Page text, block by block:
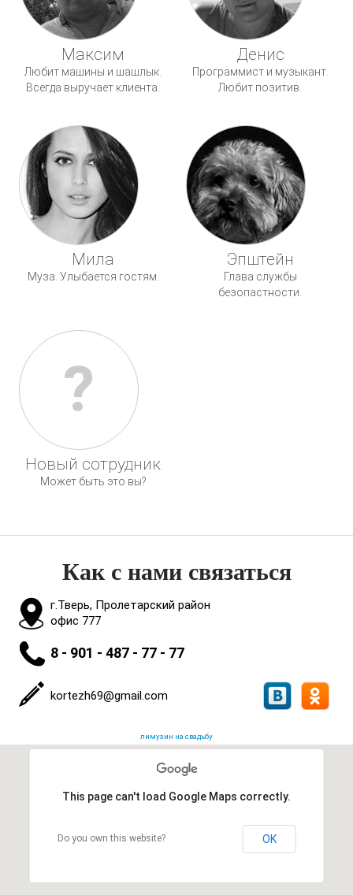
Максим
Любит машины и шашлык.
Всегда выручает клиента.
Денис
Программист и музыкант.
Любит позитив.
Мила
Муза. Улыбается гостям.
Эпштейн
Глава службы
безопастности.
?
Новый сотрудник
Может быть это вы?
Как с нами связаться
г.Тверь, Пролетарский район
офис 777
8 - 901 - 487 - 77 - 77
kortezh69@gmail.com
лимузин на свадьбу
This page can't load Google Maps correctly.
Do you own this website? OK